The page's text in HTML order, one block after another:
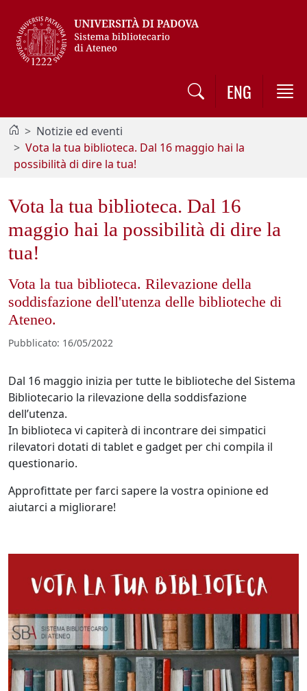
ENG
Notizie ed eventi
Vota la tua biblioteca. Dal 16 maggio hai la
possibilità di dire la tua!
Vota la tua biblioteca. Dal 16
maggio hai la possibilità di dire la
tua!
Vota la tua biblioteca. Rilevazione della
soddisfazione dell'utenza delle biblioteche di
Ateneo.
Pubblicato: 16/05/2022
Dal 16 maggio inizia per tutte le biblioteche del Sistema
Bibliotecario la rilevazione della soddisfazione
dell’utenza.
In biblioteca vi capiterà di incontrare dei simpatici
rilevatori dotati di tablet e gadget per chi compila il
questionario.
Approfittate per farci sapere la vostra opinione ed
aiutarci a migliorare!